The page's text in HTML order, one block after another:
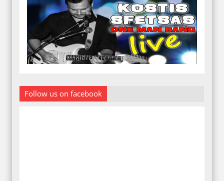
Follow us on facebook